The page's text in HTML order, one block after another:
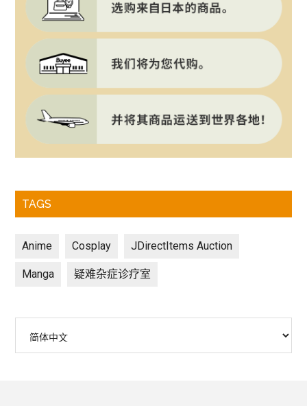
TAGS
Anime Cosplay JDirectItems Auction
Manga 疑难杂症诊疗室